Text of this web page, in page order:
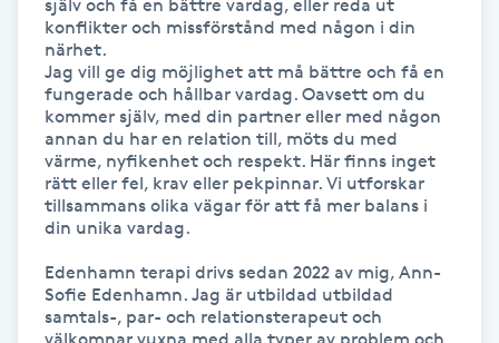
IPL hårborttagning
IR-massage
Japansk massage
själv och få en bättre vardag, eller reda ut
konflikter och missförstånd med någon i din
närhet.
Jag vill ge dig möjlighet att må bättre och få en
fungerade och hållbar vardag. Oavsett om du
kommer själv, med din partner eller med någon
annan du har en relation till, möts du med
värme, nyfikenhet och respekt. Här finns inget
rätt eller fel, krav eller pekpinnar. Vi utforskar
tillsammans olika vägar för att få mer balans i
din unika vardag.
Edenhamn terapi drivs sedan 2022 av mig, Ann-
Sofie Edenhamn. Jag är utbildad utbildad
samtals-, par- och relationsterapeut och